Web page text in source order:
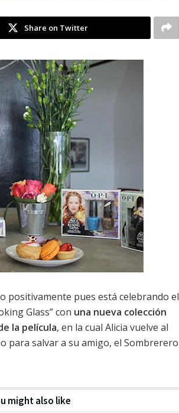
Share on Twitter
positivamente pues está celebrando el
Glass” con una nueva colección
la película, en la cual Alicia vuelve al
para salvar a su amigo, el Sombrerero
might also like